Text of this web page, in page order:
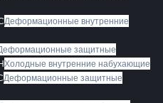
Деформационные внутренние
защитные
Холодные внутренние набухающие
Деформационные защитные